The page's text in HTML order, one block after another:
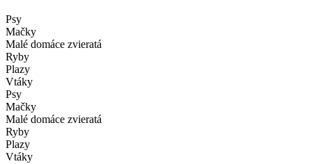
Psy
Mačky
Malé domáce zvieratá
Ryby
Plazy
Vtáky
Psy
Mačky
Malé domáce zvieratá
Ryby
Plazy
Vtáky